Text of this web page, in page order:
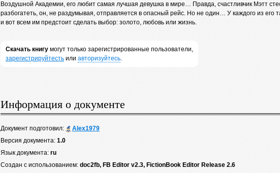
Воздушной Академии, его любит самая лучшая девушка в мире… Правда, счастливчик Мэтт
разбогатеть, он, не раздумывая, отправляется в опасный рейс. Но не один… У каждого из его
и вот всем им предстоит сделать выбор: золото, любовь или жизнь.
Скачать книгу могут только зарегистрированные пользователи,
зарегистрируйтесть или авторизуйтесь.
Информация о документе
Документ подготовил:
Alex1979
Версия документа: 1.0
Язык документа: ru
Создан с использованием: doc2fb, FB Editor v2.3, FictionBook Editor Release 2.6